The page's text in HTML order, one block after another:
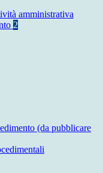
amministrativa
2
(da pubblicare